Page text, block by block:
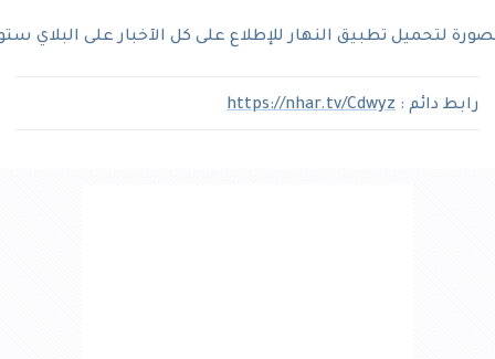
لتحميل تطبيق النهار للإطلاع على كل الآخبار على البلاي
رابط دائم : https://nhar.tv/Cdwyz